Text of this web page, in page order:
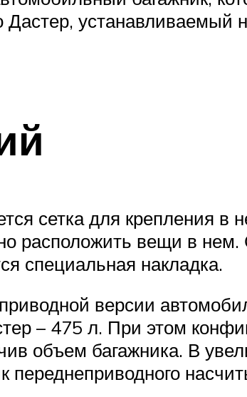
Дастер, устанавливаемый
сетка для крепления в
расположить вещи в
специальная накладка.
версии
– 475 л. При этом
объем багажника. В
переднеприводного